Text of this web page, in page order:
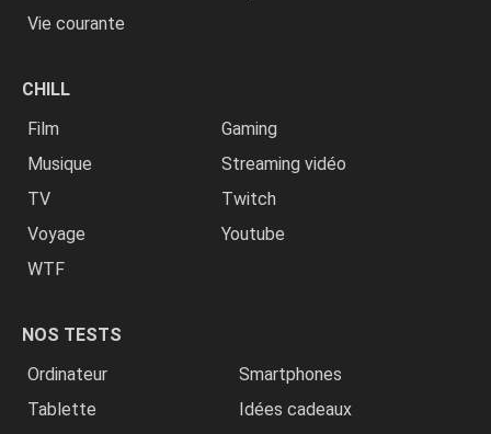
Vie courante
CHILL
Film
Gaming
Musique
Streaming vidéo
TV
Twitch
Voyage
Youtube
WTF
NOS TESTS
Ordinateur
Smartphones
Tablette
Idées cadeaux